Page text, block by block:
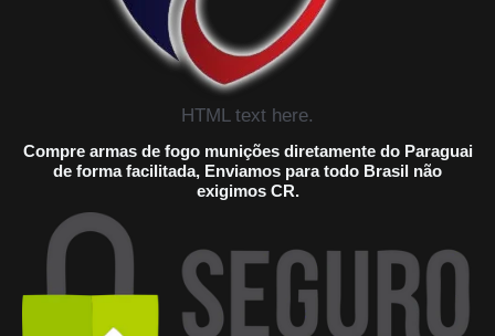
HTML text here.
Compre armas de fogo munições diretamente do Paraguai
de forma facilitada, Enviamos para todo Brasil não
exigimos CR.